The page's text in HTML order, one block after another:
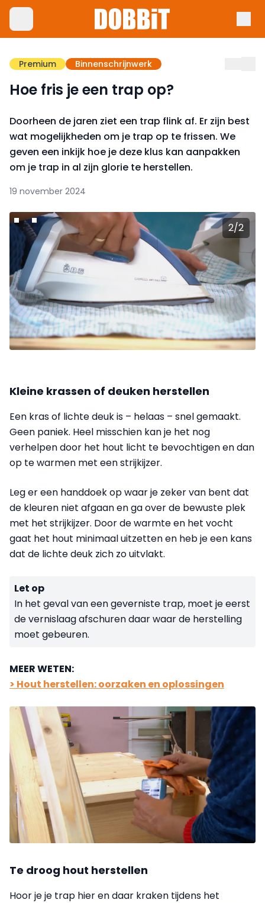
Premium Binnenschrijnwerk
Hoe fris je een trap op?
Doorheen de jaren ziet een trap flink af. Er zijn best
wat mogelijkheden om je trap op te frissen. We
geven een inkijk hoe je deze klus kan aanpakken
om je trap in al zijn glorie te herstellen.
19 november 2024
2/2
Kleine krassen of deuken herstellen
Een kras of lichte deuk is – helaas – snel gemaakt.
Geen paniek. Heel misschien kan je het nog
verhelpen door het hout licht te bevochtigen en dan
op te warmen met een strijkijzer.
Leg er een handdoek op waar je zeker van bent dat
de kleuren niet afgaan en ga over de bewuste plek
met het strijkijzer. Door de warmte en het vocht
gaat het hout minimaal uitzetten en heb je een kans
dat de lichte deuk zich zo uitvlakt.
Let op
In het geval van een geverniste trap, moet je eerst
de vernislaag afschuren daar waar de herstelling
moet gebeuren.
MEER WETEN:
> Hout herstellen: oorzaken en oplossingen
Te droog hout herstellen
Hoor je je trap hier en daar kraken tijdens het